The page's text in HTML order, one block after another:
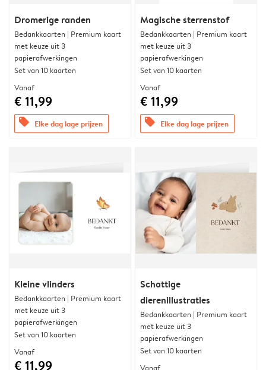
Dromerige randen
Bedankkaarten | Premium kaart
met keuze uit 3
papierafwerkingen
Set van 10 kaarten
Vanaf
€ 11,99
offers Elke dag lage prijzen
Magische sterrenstof
Bedankkaarten | Premium kaart
met keuze uit 3
papierafwerkingen
Set van 10 kaarten
Vanaf
€ 11,99
offers Elke dag lage prijzen
Kleine vlinders
Bedankkaarten | Premium kaart
met keuze uit 3
papierafwerkingen
Set van 10 kaarten
Vanaf
€ 11,99
Schattige
dierenillustraties
Bedankkaarten | Premium kaart
met keuze uit 3
papierafwerkingen
Set van 10 kaarten
Vanaf